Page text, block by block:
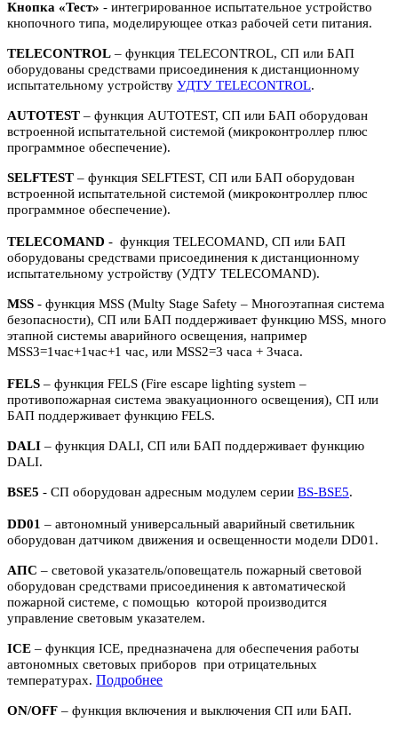
Кнопка «Тест» - интегрированное испытательное устройство
кнопочного типа, моделирующее отказ рабочей сети питания.
TELECONTROL – функция TELECONTROL, СП или БАП
оборудованы средствами присоединения к дистанционному
испытательному устройству УДТУ TELECONTROL.
AUTOTEST – функция AUTOTEST, СП или БАП оборудован
встроенной испытательной системой (микроконтроллер плюс
программное обеспечение).
SELFTEST – функция SELFTEST, СП или БАП оборудован
встроенной испытательной системой (микроконтроллер плюс
программное обеспечение).
TELECOMAND - функция TELECOMAND, СП или БАП
оборудованы средствами присоединения к дистанционному
испытательному устройству (УДТУ TELECOMAND).
MSS - функция MSS (Multy Stage Safety – Многоэтапная система
безопасности), СП или БАП поддерживает функцию MSS, много
этапной системы аварийного освещения, например
MSS3=1час+1час+1 час, или MSS2=3 часа + 3часа.
FELS – функция FELS (Fire escape lighting system –
противопожарная система эвакуационного освещения), СП или
БАП поддерживает функцию FELS.
DALI – функция DALI, СП или БАП поддерживает функцию
DALI.
BSE5 - СП оборудован адресным модулем серии BS-BSE5.
DD01 – автономный универсальный аварийный светильник
оборудован датчиком движения и освещенности модели DD01.
АПС – световой указатель/оповещатель пожарный световой
оборудован средствами присоединения к автоматической
пожарной системе, с помощью которой производится
управление световым указателем.
ICE – функция ICE, предназначена для обеспечения работы
автономных световых приборов при отрицательных
температурах. Подробнее
ON/OFF – функция включения и выключения СП или БАП.